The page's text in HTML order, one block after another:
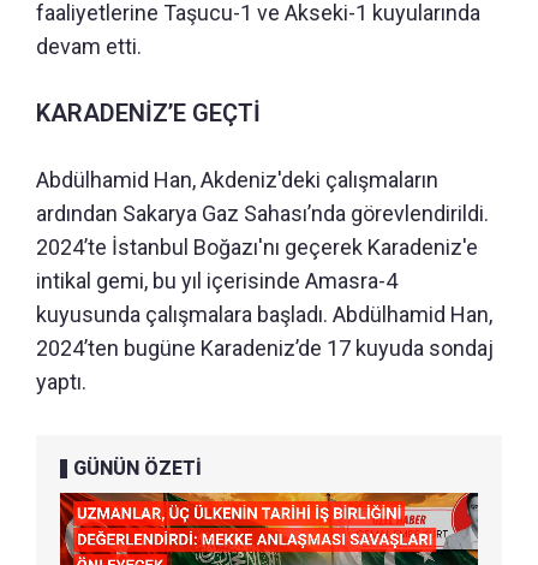
faaliyetlerine Taşucu-1 ve Akseki-1 kuyularında
devam etti.
KARADENİZ’E GEÇTİ
Abdülhamid Han, Akdeniz'deki çalışmaların
ardından Sakarya Gaz Sahası’nda görevlendirildi.
2024’te İstanbul Boğazı'nı geçerek Karadeniz'e
intikal gemi, bu yıl içerisinde Amasra-4
kuyusunda çalışmalara başladı. Abdülhamid Han,
2024’ten bugüne Karadeniz’de 17 kuyuda sondaj
yaptı.
GÜNÜN ÖZETİ